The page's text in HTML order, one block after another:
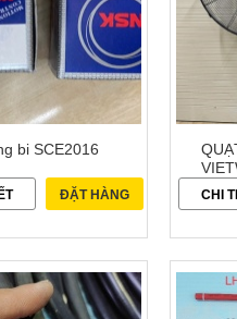
bi SCE2016
ĐẶT HÀNG CHI